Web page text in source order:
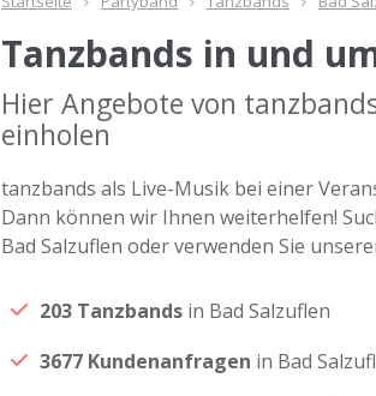
Tanzbands in und
Hier Angebote von
einholen
tanzbands als Live-Musik bei einer
Dann können wir Ihnen weiterhelfen!
Bad Salzuflen oder verwenden Sie
203 Tanzbands in Bad Salzuflen
3677 Kundenanfragen in Bad